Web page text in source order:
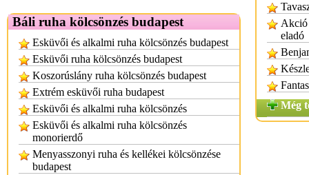
Báli ruha kölcsönzés budapest
Esküvői és alkalmi ruha kölcsönzés budapest
Esküvői ruha kölcsönzés budapest
Koszorúslány ruha kölcsönzés budapest
Extrém esküvői ruha budapest
Esküvői és alkalmi ruha kölcsönzés
Esküvői és alkalmi ruha kölcsönzés
monorierdő
Menyasszonyi ruha és kellékei kölcsönzése
budapest
Akció
eladó
Még